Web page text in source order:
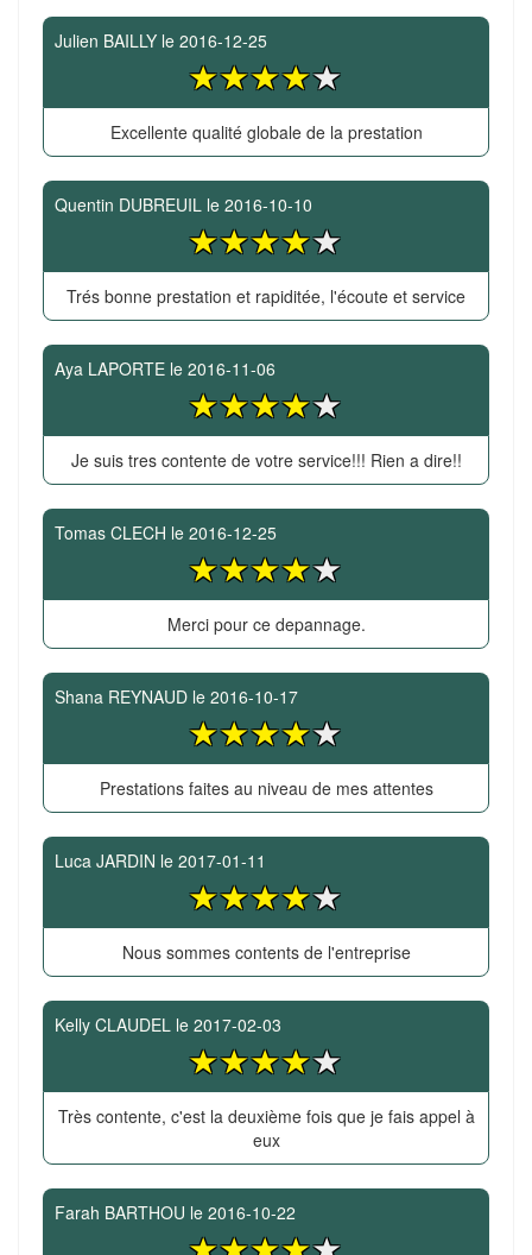
Julien BAILLY le 2016-12-25
Excellente qualité globale de la prestation
Quentin DUBREUIL le 2016-10-10
Trés bonne prestation et rapiditée, l'écoute et service
Aya LAPORTE le 2016-11-06
Je suis tres contente de votre service!!! Rien a dire!!
Tomas CLECH le 2016-12-25
Merci pour ce depannage.
Shana REYNAUD le 2016-10-17
Prestations faites au niveau de mes attentes
Luca JARDIN le 2017-01-11
Nous sommes contents de l'entreprise
Kelly CLAUDEL le 2017-02-03
Très contente, c'est la deuxième fois que je fais appel à
eux
Farah BARTHOU le 2016-10-22